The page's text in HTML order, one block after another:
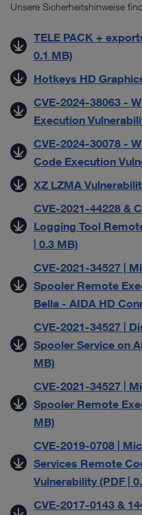
Unsere Sicherheitshinweise
TELE PACK +
0.1 MB)
Hotkeys HD
CVE-2024-38063 -
Execution
CVE-2024-30078 -
Code Execution
XZ LZMA
CVE-2021-44228 &
Logging Tool
| 0.3 MB)
CVE-2021-34527 |
Spooler Remote
Bella - AIDA HD
CVE-2021-34527 |
Spooler Service on
MB)
CVE-2021-34527 |
Spooler Remote
MB)
CVE-2019-0708 |
Services Remote
Vulnerability (PDF |
CVE-2017-0143 &